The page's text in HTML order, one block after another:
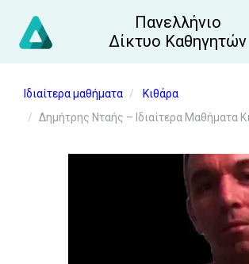
Πανελλήνιο
Δίκτυο Καθηγητών
Ιδιαίτερα μαθήματα
Κιθάρα
Δημήτρης Νταής – Ιδιαίτερα Μαθήματα